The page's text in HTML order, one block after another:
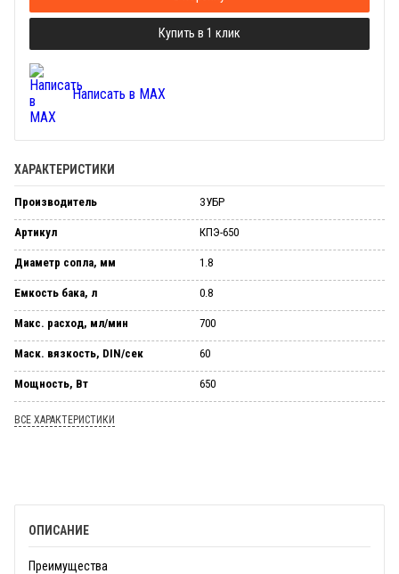
Купить в 1 клик
Написать в MAX
ХАРАКТЕРИСТИКИ
Производитель ЗУБР
Артикул КПЭ-650
Диаметр сопла, мм 1.8
Емкость бака, л 0.8
Макс. расход, мл/мин 700
Маск. вязкость, DIN/сек 60
Мощность, Вт 650
ВСЕ ХАРАКТЕРИСТИКИ
ОПИСАНИЕ
Преимущества